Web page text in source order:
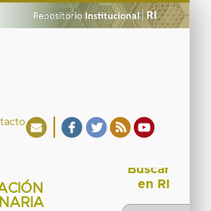
Buscar
en RI